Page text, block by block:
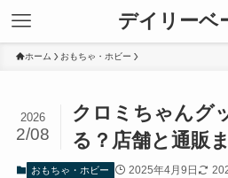
デイリーベ
ホーム おもちゃ・ホビー
クロミちゃんグ
る？店舗と通販
2026
2/08
おもちゃ・ホビー 2025年4月9日